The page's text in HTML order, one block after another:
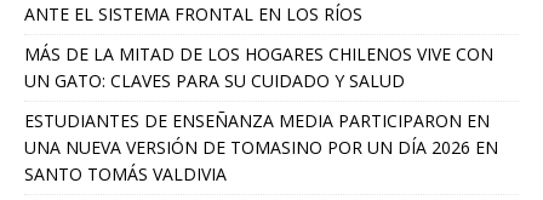
ANTE EL SISTEMA FRONTAL EN LOS RÍOS
MÁS DE LA MITAD DE LOS HOGARES CHILENOS VIVE CON
UN GATO: CLAVES PARA SU CUIDADO Y SALUD
ESTUDIANTES DE ENSEÑANZA MEDIA PARTICIPARON EN
UNA NUEVA VERSIÓN DE TOMASINO POR UN DÍA 2026 EN
SANTO TOMÁS VALDIVIA